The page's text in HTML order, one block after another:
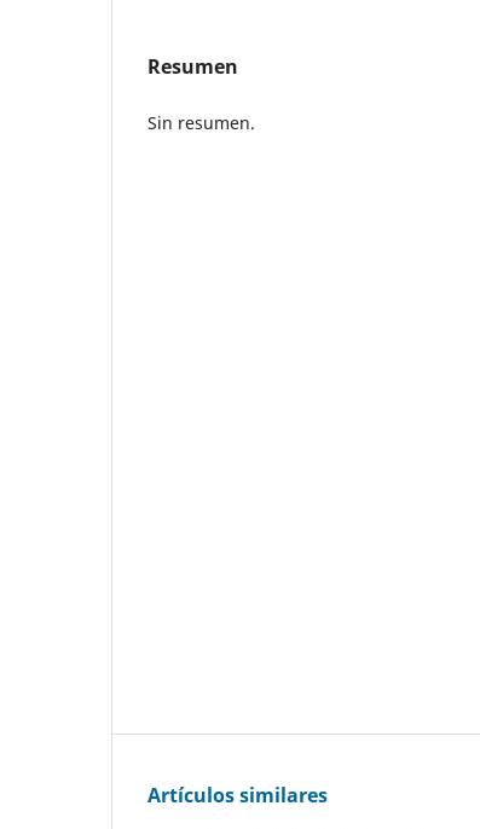
Resumen
Sin resumen.
Artículos similares